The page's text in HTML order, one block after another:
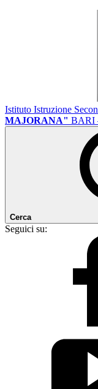
Istituto Istruzione
MAJORANA" BARI
Cerca
Seguici su: